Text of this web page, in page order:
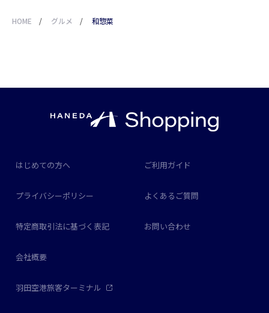
HOME / グルメ / 和惣菜
はじめての方へ ご利用ガイド
プライバシーポリシー よくあるご質問
特定商取引法に基づく表記 お問い合わせ
会社概要
羽田空港旅客ターミナル